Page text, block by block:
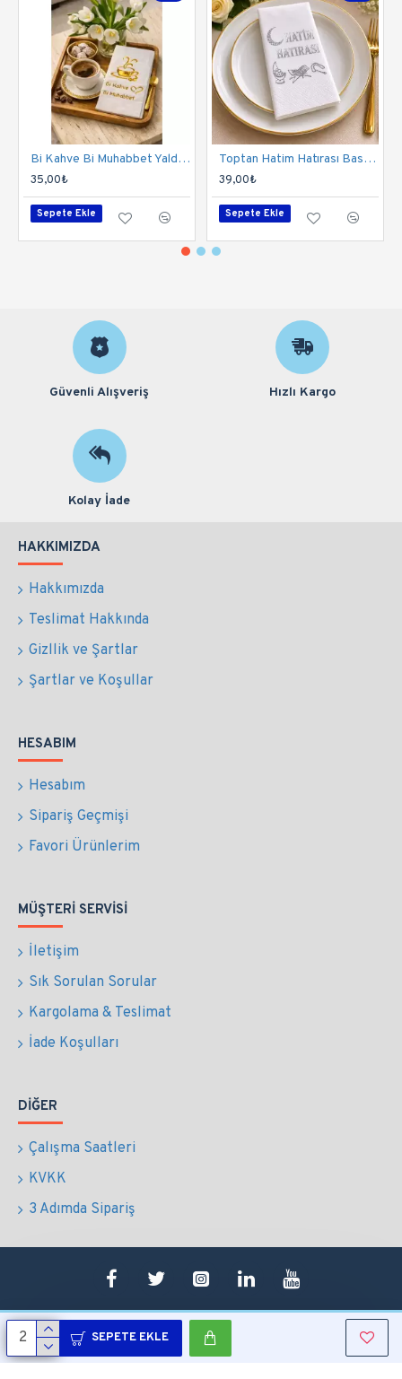
SEPETE EKLE
Bi Kahve Bi Muhabbet Yaldızlı Peçete (12 Adet) - Toptan
35,00₺
Sepete Ekle
Toptan Hatim Hatırası Baskılı Peçete 12 Adet Gümüş Renk
39,00₺
Sepete Ekle
Güvenli Alışveriş Hızlı Kargo
Kolay İade
HAKKIMIZDA
Hakkımızda
Teslimat Hakkında
Gizllik ve Şartlar
Şartlar ve Koşullar
HESABIM
Hesabım
Sipariş Geçmişi
Favori Ürünlerim
MÜŞTERI SERVISI
İletişim
Sık Sorulan Sorular
Kargolama & Teslimat
İade Koşulları
DIĞER
Çalışma Saatleri
KVKK
3 Adımda Sipariş
Sepetim 0507 724 65 90 Whatsapp Konum